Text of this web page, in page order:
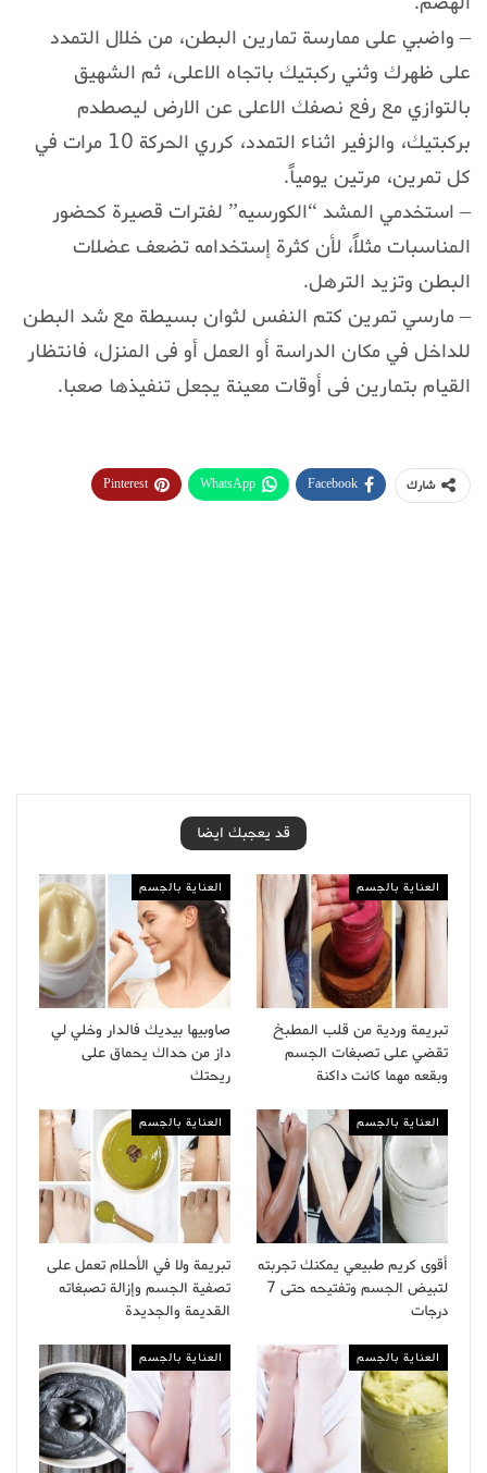
– واضبي على ممارسة تمارين البطن، من خلال التمدد
على ظهرك وثني ركبتيك باتجاه الاعلى، ثم الشهيق
بالتوازي مع رفع نصفك الاعلى عن الارض ليصطدم
بركبتيك، والزفير اثناء التمدد، كرري الحركة 10 مرات في
كل تمرين، مرتين يومياً.
– استخدمي المشد “الكورسيه” لفترات قصيرة كحضور
المناسبات مثلاً، لأن كثرة إستخدامه تضعف عضلات
البطن وتزيد الترهل.
– مارسي تمرين كتم النفس لثوان بسيطة مع شد البطن
للداخل في مكان الدراسة أو العمل أو فى المنزل، فانتظار
القيام بتمارين فى أوقات معينة يجعل تنفيذها صعبا.
شارك Facebook
WhatsApp
Pinterest
قد يعجبك ايضا
العناية بالجسم
تبريمة وردية من قلب المطبخ
تقضي على تصبغات الجسم
وبقعه مهما كانت داكنة
العناية بالجسم
صاوبيها بيديك فالدار وخلي لي
داز من حداك يحماق على
ريحتك
العناية بالجسم
أقوى كريم طبيعي يمكنك تجربته
لتبيض الجسم وتفتيحه حتى 7
درجات
العناية بالجسم
تبريمة ولا في الأحلام تعمل على
تصفية الجسم وإزالة تصبغاته
القديمة والجديدة
العناية بالجسم العناية بالجسم